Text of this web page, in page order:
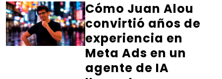
Cómo Juan Alou
convirtió años de
experiencia en
Meta Ads en un
agente de IA